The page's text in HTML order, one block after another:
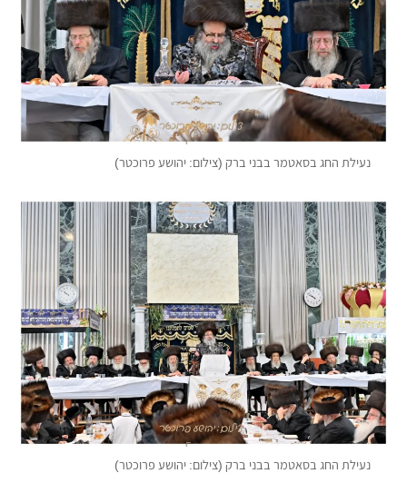
נעילת החג בסאטמר בבני ברק (צילום: יהושע פרוכטר)
נעילת החג בסאטמר בבני ברק (צילום: יהושע פרוכטר)